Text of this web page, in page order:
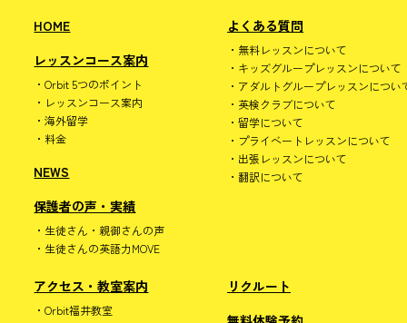
HOME
レッスンコース案内
Orbit 5つのポイント
レッスンコース案内
海外留学
料金
NEWS
保護者の声・実績
生徒さん・親御さんの声
生徒さんの英語力MOVE
よくある質問
無料レッスンについて
キッズグループレッスンについて
アダルトグループレッスンについ
英検クラブについて
留学について
プライベートレッスンについて
出張レッスンについて
翻訳について
アクセス・教室案内
Orbit福井教室
リクルート